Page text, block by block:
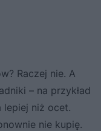
Raczej nie. A
– na przykład
lepiej niż ocet.
nie kupię.